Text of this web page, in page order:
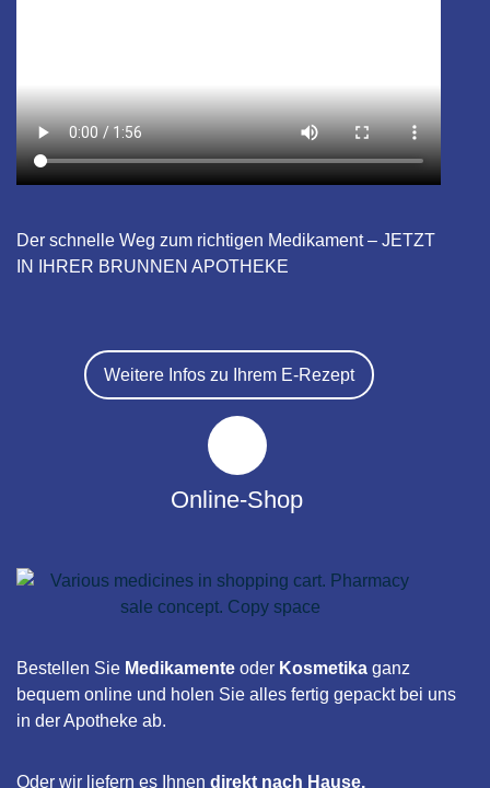
Der schnelle Weg zum richtigen Medikament – JETZT
IN IHRER BRUNNEN APOTHEKE​
Weitere Infos zu Ihrem E-Rezept
Online-Shop
Bestellen Sie Medikamente oder Kosmetika ganz
bequem online und holen Sie alles fertig gepackt bei uns
in der Apotheke ab.
Oder wir liefern es Ihnen direkt nach Hause.